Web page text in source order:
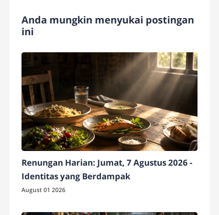
Anda mungkin menyukai postingan
ini
Renungan Harian: Jumat, 7 Agustus 2026 -
Identitas yang Berdampak
August 01 2026